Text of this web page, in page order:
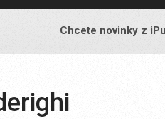
Chcete novinky z